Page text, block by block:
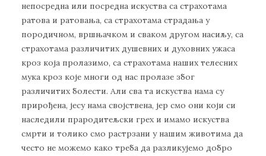
непосредна или посредна искуства са страхотама
ратова и ратовања, са страхотама страдања у
породичном, вршњачком и сваком другом насиљу, са
страхотама различитих душевних и духовних ужаса
кроз која пролазимо, са страхотама наших телесних
мука кроз које многи од нас пролазе због
различитих болести. Али сва та искуства нама су
прирођена, јесу нама својствена, јер смо они који си
наследили прародитељски грех и имамо искуства
смрти и толико смо растрзани у нашим животима да
често не можемо како треба да разликујемо добро